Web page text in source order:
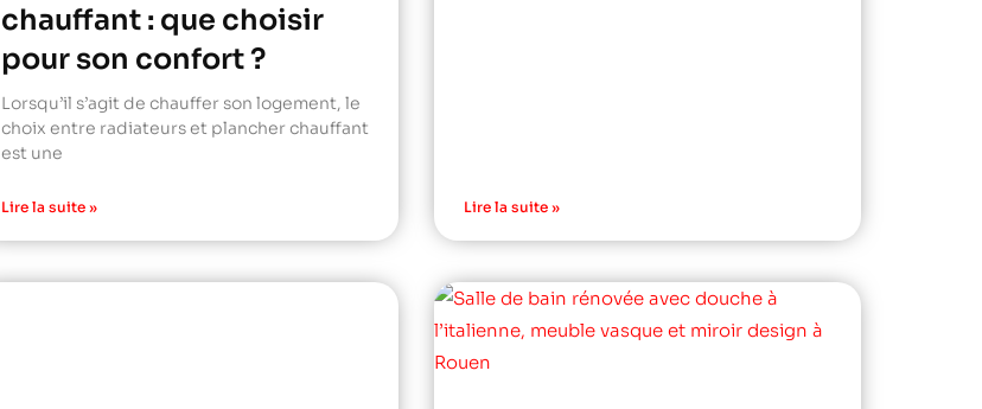
chauffant : que choisir
pour son confort ?
Lorsqu’il s’agit de chauffer son logement, le
choix entre radiateurs et plancher chauffant
est une
Lire la suite » Lire la suite »